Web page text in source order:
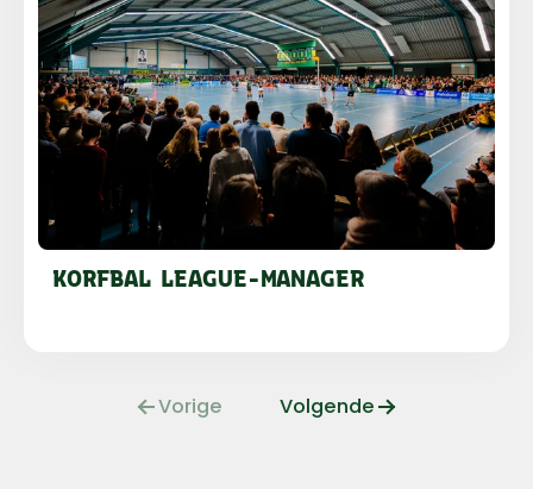
KORFBAL LEAGUE-MANAGER
Vorige Volgende